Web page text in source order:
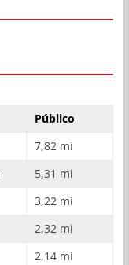
Público
7,82 mi
5,31 mi
3,22 mi
2,32 mi
2,14 mi